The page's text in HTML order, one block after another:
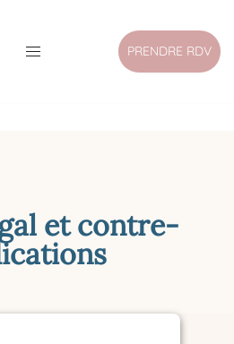
PRENDRE RDV
et contre-